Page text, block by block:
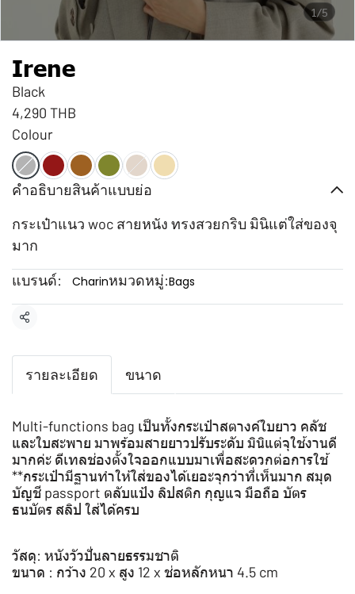
1/5
Irene
Black
4,290 THB
Colour
คำอธิบายสินค้าแบบย่อ
กระเป๋าแนว woc สายหนัง ทรงสวยกริบ มินิแต่ใส่ของจุ
มาก
แบรนด์:
Charinหมวดหมู่:Bags
แชร์
รายละเอียด ขนาด
Multi-functions bag เป็นทั้งกระเป๋าสตางค์ใบยาว คลัช
และใบสะพาย มาพร้อมสายยาวปรับระดับ มินิแต่จุใช้งานดี
มากค่ะ ดีเทลช่องตั้งใจออกแบบมาเพื่อสะดวกต่อการใช้
**กระเป๋ามีฐานทำให้ใส่ของได้เยอะจุกว่าที่เห็นมาก สมุด
บัญชี passport ตลับแป้ง ลิปสติก กุญแจ มือถือ บัตร
ธนบัตร สลิป ใส่ได้ครบ
วัสดุ: หนังวัวปั่นลายธรรมชาติ
ขนาด : กว้าง 20 x สูง 12 x ช่อหลักหนา 4.5 cm